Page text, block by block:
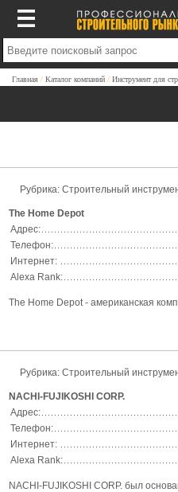
Главная Каталог компаний Инструмент для
Рубрика: Строительный
The Home Depot
Адрес:
Телефон:
Интернет:
Alexa Rank:
The Home Depot - американская
Рубрика: Строительный
NACHI-FUJIKOSHI CORP.
Адрес:
Телефон:
Интернет:
Alexa Rank:
NACHI-FUJIKOSHI CORP. был